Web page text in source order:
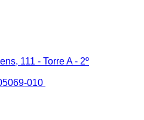
111 - Torre A - 2º
010